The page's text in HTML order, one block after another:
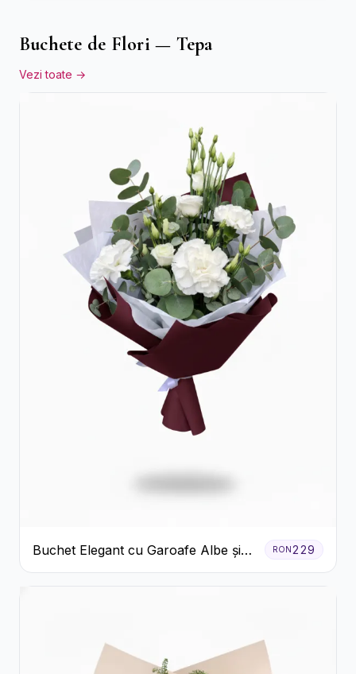
Buchete de Flori — Tepa
Vezi toate →
Buchet Elegant cu Garoafe Albe și
Eucalipt
RON 229